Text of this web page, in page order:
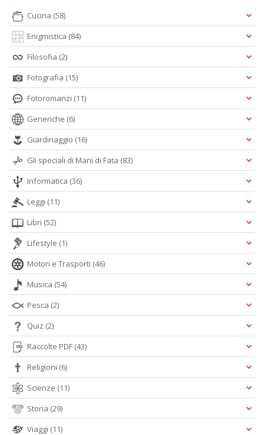
Cucina (58)
Enigmistica (84)
Filosofia (2)
Fotografia (15)
Fotoromanzi (11)
Generiche (6)
Giardinaggio (16)
Gli speciali di Mani di Fata (83)
Informatica (36)
Leggi (11)
Libri (52)
Lifestyle (1)
Motori e Trasporti (46)
Musica (54)
Pesca (2)
Quiz (2)
Raccolte PDF (43)
Religioni (6)
Scienze (11)
Storia (29)
Viaggi (11)